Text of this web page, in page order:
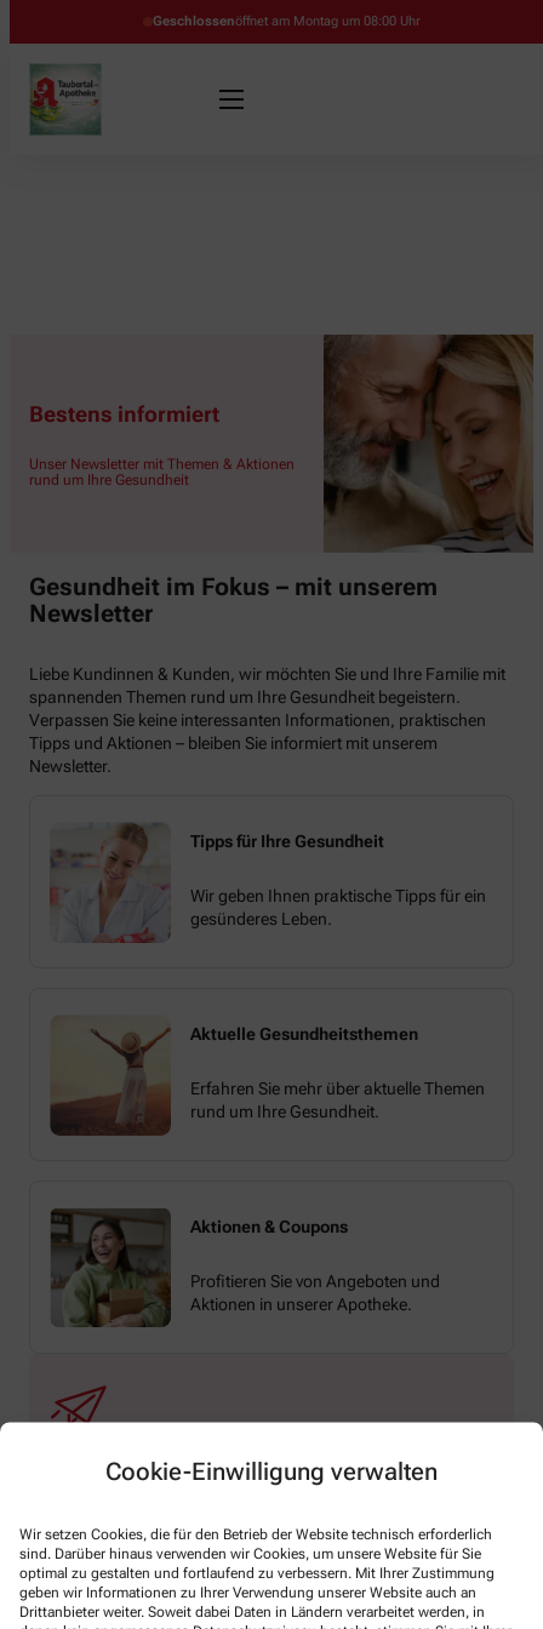
Cookie-Einwilligung verwalten
Wir setzen Cookies, die für den Betrieb der Website technisch erforderlich
sind. Darüber hinaus verwenden wir Cookies, um unsere Website für Sie
optimal zu gestalten und fortlaufend zu verbessern. Mit Ihrer Zustimmung
geben wir Informationen zu Ihrer Verwendung unserer Website auch an
Drittanbieter weiter. Soweit dabei Daten in Ländern verarbeitet werden, in
Geschlossenöffnet am Montag um 08:00 Uhr
Bestens informiert
Unser Newsletter mit Themen & Aktionen
rund um Ihre Gesundheit
Gesundheit im Fokus – mit unserem
Newsletter
Liebe Kundinnen & Kunden, wir möchten Sie und Ihre Familie mit
spannenden Themen rund um Ihre Gesundheit begeistern.
Verpassen Sie keine interessanten Informationen, praktischen
Tipps und Aktionen – bleiben Sie informiert mit unserem
Newsletter.
Tipps für Ihre Gesundheit
Wir geben Ihnen praktische Tipps für ein
gesünderes Leben.
Aktuelle Gesundheitsthemen
Erfahren Sie mehr über aktuelle Themen
rund um Ihre Gesundheit.
Aktionen & Coupons
Profitieren Sie von Angeboten und
Aktionen in unserer Apotheke.
Sie sich hier an.